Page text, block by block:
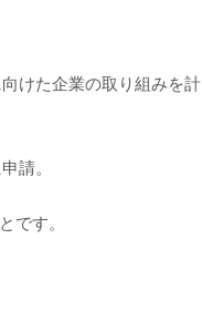
けた企業の取り組みを計
請。
です。